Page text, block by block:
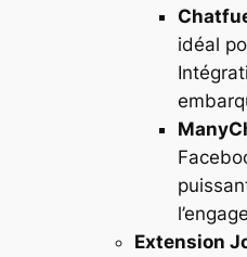
idéal
Extension